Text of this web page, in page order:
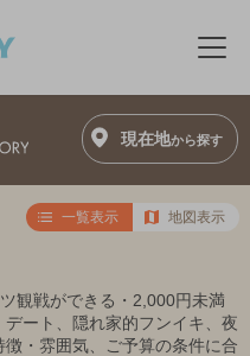
メ
現在地から探す
一覧表示 地図表示
観戦ができる・2,000円未満
ート、隠れ家的フンイキ、夜
・雰囲気、ご予算の条件に合